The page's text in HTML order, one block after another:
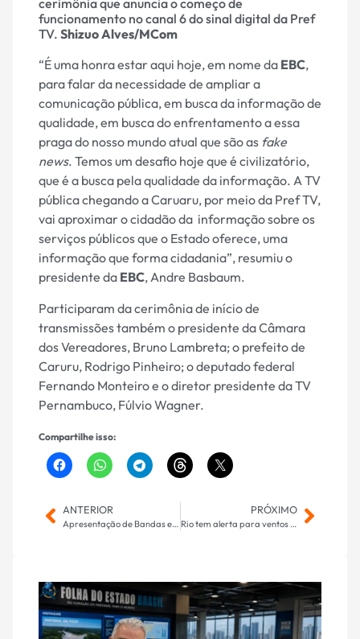
cerimônia que anuncia o começo de
funcionamento no canal 6 do sinal digital da Pref
TV. Shizuo Alves/MCom
“É uma honra estar aqui hoje, em nome da EBC,
para falar da necessidade de ampliar a
comunicação pública, em busca da informação de
qualidade, em busca do enfrentamento a essa
praga do nosso mundo atual que são as fake
news. Temos um desafio hoje que é civilizatório,
que é a busca pela qualidade da informação. A TV
pública chegando a Caruaru, por meio da Pref TV,
vai aproximar o cidadão da informação sobre os
serviços públicos que o Estado oferece, uma
informação que forma cidadania”, resumiu o
presidente da EBC, Andre Basbaum.
Participaram da cerimônia de início de
transmissões também o presidente da Câmara
dos Vereadores, Bruno Lambreta; o prefeito de
Caruru, Rodrigo Pinheiro; o deputado federal
Fernando Monteiro e o diretor presidente da TV
Pernambuco, Fúlvio Wagner.
Compartilhe isso:
ANTERIOR
Apresentação de Bandas e Fanfarras será nesta terça-feira no Parque dos Ervais
PRÓXIMO
Rio tem alerta para ventos fortes nesta terça-feira